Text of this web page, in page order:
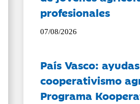
profesionales
07/08/2026
País Vasco:
cooperativismo
Programa